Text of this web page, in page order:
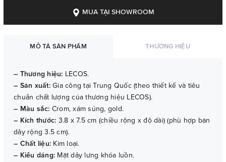
MUA TẠI SHOWROOM
MÔ TẢ SẢN PHẨM THƯƠNG HIỆU
– Thương hiệu: LECOS.
– Sản xuất: Gia công tại Trung Quốc (theo thiết kế và tiêu
chuẩn chất lượng của thương hiệu LECOS).
– Màu sắc: Crom, xám súng, gold.
– Kích thước: 3.8 x 7.5 cm (chiều rộng x độ dài) (phù hợp bản
dây rộng 3.5 cm).
– Chất liệu: Kim loại.
– Kiểu dáng: Mặt dây lưng khóa luồn.